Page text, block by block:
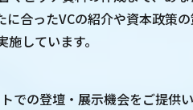
合ったVCの紹介や資本政策
しています。
での登壇・展示機会をご提供